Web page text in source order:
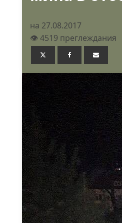
на 27.08.2017
👁️ 4519 преглеждания